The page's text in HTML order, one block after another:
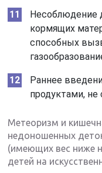
Несоблюдение
кормящих
способных
Раннее
продуктами,
Метеоризм и
недоношенных
(имеющих вес ниже
детей на